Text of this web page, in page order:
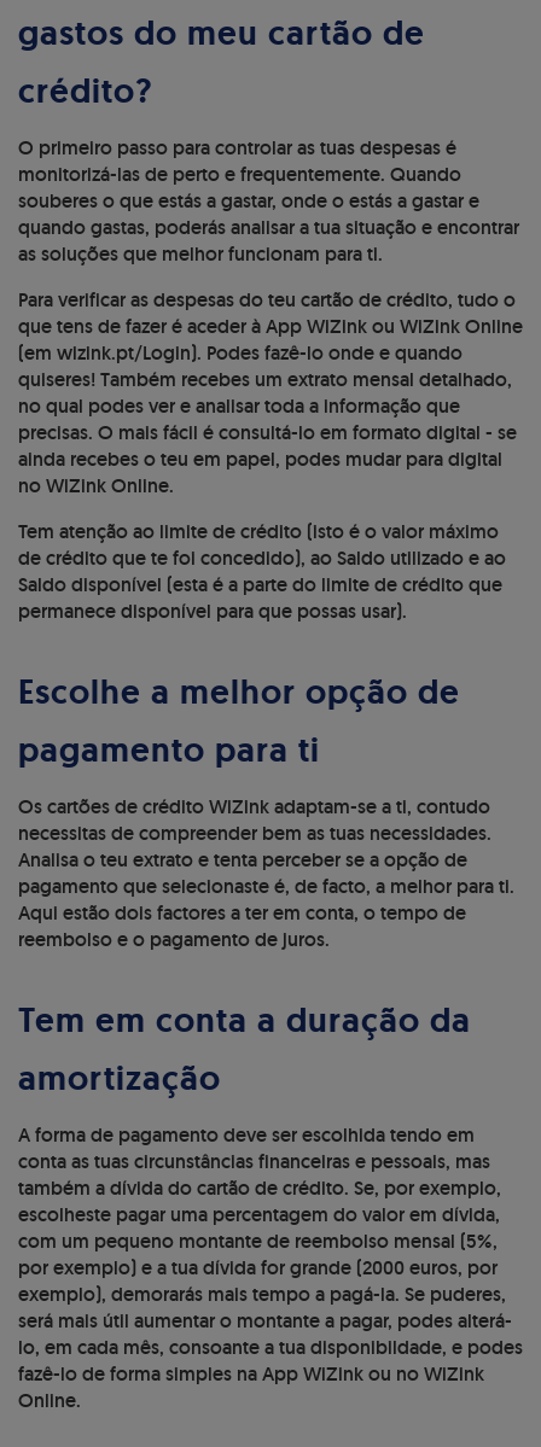
gastos do meu cartão de
crédito?
O primeiro passo para controlar as tuas despesas é
monitorizá-las de perto e frequentemente. Quando
souberes o que estás a gastar, onde o estás a gastar e
quando gastas, poderás analisar a tua situação e encontrar
as soluções que melhor funcionam para ti.
Para verificar as despesas do teu cartão de crédito, tudo o
que tens de fazer é aceder à App WiZink ou WiZink Online
(em wizink.pt/Login). Podes fazê-lo onde e quando
quiseres! Também recebes um extrato mensal detalhado,
no qual podes ver e analisar toda a informação que
precisas. O mais fácil é consultá-lo em formato digital - se
ainda recebes o teu em papel, podes mudar para digital
no WiZink Online.
Tem atenção ao limite de crédito (isto é o valor máximo
de crédito que te foi concedido), ao Saldo utilizado e ao
Saldo disponível (esta é a parte do limite de crédito que
permanece disponível para que possas usar).
Escolhe a melhor opção de
pagamento para ti
Os cartões de crédito WiZink adaptam-se a ti, contudo
necessitas de compreender bem as tuas necessidades.
Analisa o teu extrato e tenta perceber se a opção de
pagamento que selecionaste é, de facto, a melhor para ti.
Aqui estão dois factores a ter em conta, o tempo de
reembolso e o pagamento de juros.
Tem em conta a duração da
amortização
A forma de pagamento deve ser escolhida tendo em
conta as tuas circunstâncias financeiras e pessoais, mas
também a dívida do cartão de crédito. Se, por exemplo,
escolheste pagar uma percentagem do valor em dívida,
com um pequeno montante de reembolso mensal (5%,
por exemplo) e a tua dívida for grande (2000 euros, por
exemplo), demorarás mais tempo a pagá-la. Se puderes,
será mais útil aumentar o montante a pagar, podes alterá-
lo, em cada mês, consoante a tua disponibildade, e podes
fazê-lo de forma simples na App WiZink ou no WiZink
Online.